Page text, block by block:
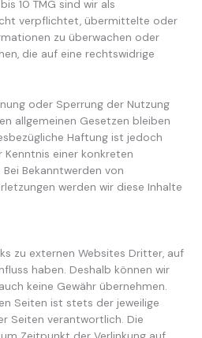
10 TMG sind wir als
verpflichtet, übermittelte oder
zu überwachen oder
die auf eine rechtswidrige
oder Sperrung der Nutzung
allgemeinen Gesetzen bleiben
Haftung ist jedoch
einer konkreten
Bekanntwerden von
werden wir diese Inhalte
zu externen Websites Dritter, auf
haben. Deshalb können wir
keine Gewähr übernehmen.
Seiten ist stets der jeweilige
Seiten verantwortlich. Die